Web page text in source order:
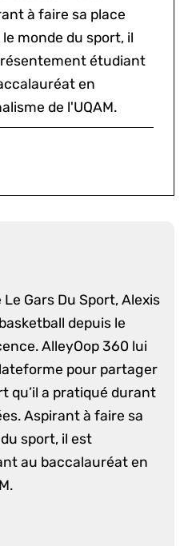
à faire sa place
le monde du sport, il
étudiant
en
de l'UQAM.
Gars Du Sport, Alexis
depuis le
AlleyOop 360 lui
pour partager
qu’il a pratiqué durant
Aspirant à faire sa
sport, il est
au baccalauréat en